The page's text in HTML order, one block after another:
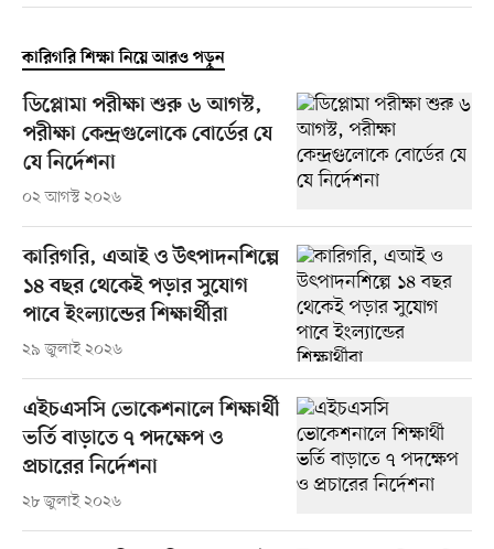
কারিগরি শিক্ষা নিয়ে আরও পড়ুন
ডিপ্লোমা পরীক্ষা শুরু ৬ আগস্ট,
পরীক্ষা কেন্দ্রগুলোকে বোর্ডের যে
যে নির্দেশনা
০২ আগস্ট ২০২৬
কারিগরি, এআই ও উৎপাদনশিল্পে
১৪ বছর থেকেই পড়ার সুযোগ
পাবে ইংল্যান্ডের শিক্ষার্থীরা
২৯ জুলাই ২০২৬
এইচএসসি ভোকেশনালে শিক্ষার্থী
ভর্তি বাড়াতে ৭ পদক্ষেপ ও
প্রচারের নির্দেশনা
২৮ জুলাই ২০২৬